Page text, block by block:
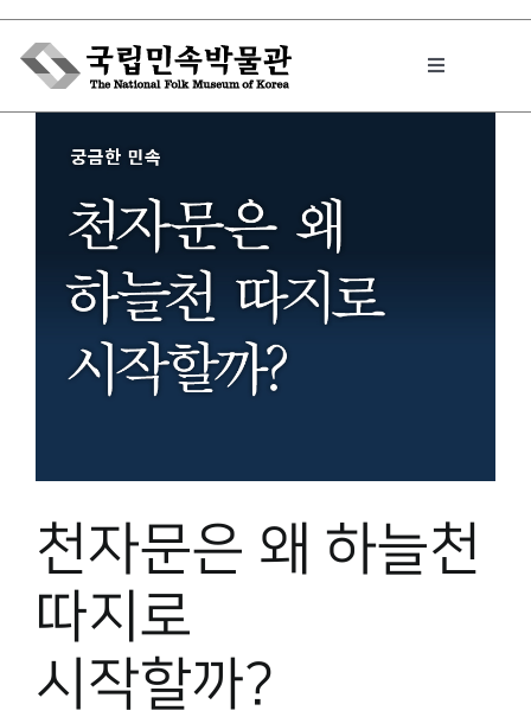
Skip
content
Toggle
박물관에서는
민속이야기
민속 인사이드
박물관 홈페이지
천자문은 왜 하늘천
따지로
시작할까?